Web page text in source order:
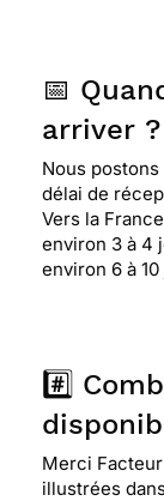
📅
arriver ?
Nous
délai de
Vers la
environ 3 à 4
environ 6 à
#️⃣
Merci
illustrées